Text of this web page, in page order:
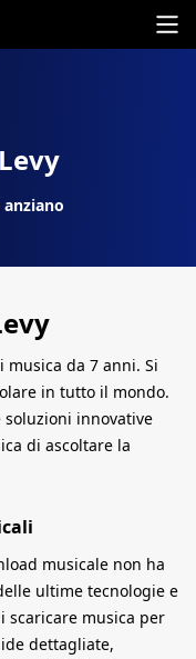
musica da 7 anni. Si
in tutto il mondo.
innovative
di ascoltare la
musicale non ha
ultime tecnologie e
scaricare musica per
dettagliate,